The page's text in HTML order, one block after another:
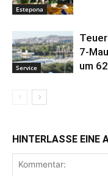
Estepona
Service
7-
um
HINTERLASSE EINE